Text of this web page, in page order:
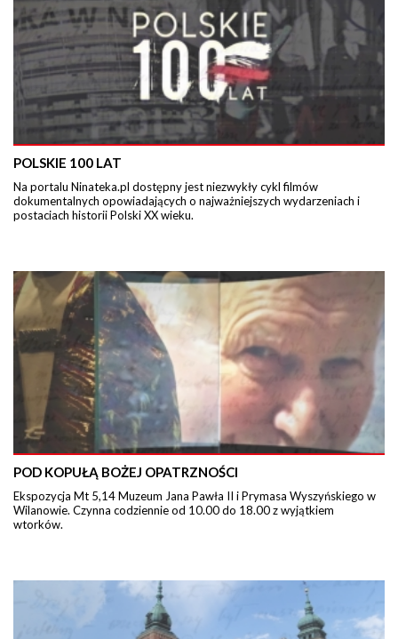
POLSKIE 100 LAT
Na portalu Ninateka.pl dostępny jest niezwykły cykl filmów
dokumentalnych opowiadających o najważniejszych wydarzeniach i
postaciach historii Polski XX wieku.
POD KOPUŁĄ BOŻEJ OPATRZNOŚCI
Ekspozycja Mt 5,14 Muzeum Jana Pawła II i Prymasa Wyszyńskiego w
Wilanowie. Czynna codziennie od 10.00 do 18.00 z wyjątkiem
wtorków.